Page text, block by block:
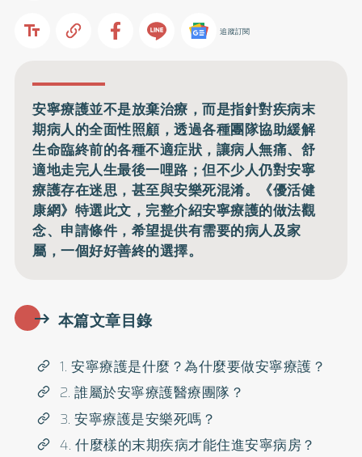
追蹤訂閱
安寧療護並不是放棄治療，而是指針對疾病末
期病人的全面性照顧，透過各種團隊協助緩解
生命臨終前的各種不適症狀，讓病人無痛、舒
適地走完人生最後一哩路；但不少人仍對安寧
療護存在迷思，甚至與安樂死混淆。《優活健
康網》特選此文，完整介紹安寧療護的做法觀
念、申請條件，希望提供有需要的病人及家
屬，一個好好善終的選擇。
本篇文章目錄
1. 安寧療護是什麼？為什麼要做安寧療護？
2. 誰屬於安寧療護醫療團隊？
3. 安寧療護是安樂死嗎？
4. 什麼樣的末期疾病才能住進安寧病房？